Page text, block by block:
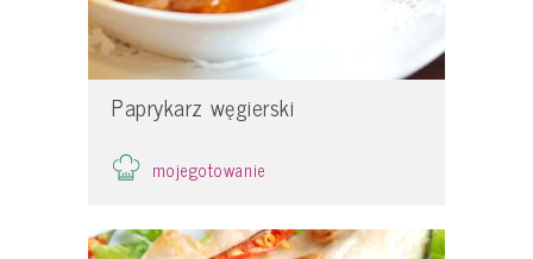
Paprykarz węgierski
mojegotowanie